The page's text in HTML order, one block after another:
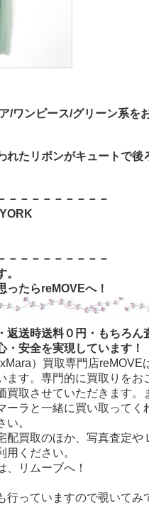
/ワンピース/グリーン系を
れたリボンがキュートで後
－－－－－－－－－
－－－－－－－－－
ったらreMOVEへ！
返送時送料０円・もちろん
・安全を実現しています！
）買取専門店reMOVE
ます。専門的に買取りをお
買取させていただきます。
ーラと一緒に買い取ってく
。
配買取のほか、写真査定や
用ください。
、リムーブへ！
行っていますので覗いてみ